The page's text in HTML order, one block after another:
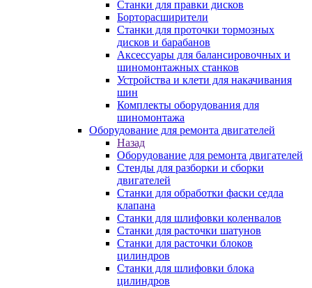
Станки для правки дисков
Борторасширители
Станки для проточки тормозных
дисков и барабанов
Аксессуары для балансировочных и
шиномонтажных станков
Устройства и клети для накачивания
шин
Комплекты оборудования для
шиномонтажа
Оборудование для ремонта двигателей
Назад
Оборудование для ремонта двигателей
Стенды для разборки и сборки
двигателей
Станки для обработки фаски седла
клапана
Станки для шлифовки коленвалов
Станки для расточки шатунов
Станки для расточки блоков
цилиндров
Станки для шлифовки блока
цилиндров